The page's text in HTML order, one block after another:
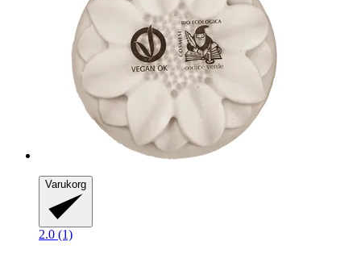
Varukorg
2.0 (1)